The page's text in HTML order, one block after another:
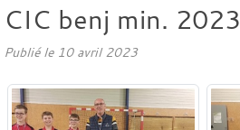
CIC benj min. 2023
Publié le 10 avril 2023